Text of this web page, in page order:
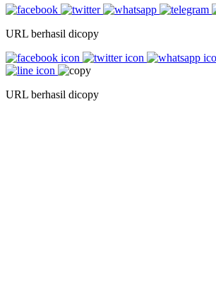
URL berhasil dicopy
URL berhasil dicopy